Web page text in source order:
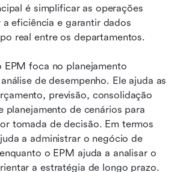
é simplificar as operações
a eficiência e garantir dados
real entre os departamentos.
EPM foca no planejamento
de desempenho. Ele ajuda as
previsão, consolidação
planejamento de cenários para
tomada de decisão. Em termos
a administrar o negócio de
o EPM ajuda a analisar o
a estratégia de longo prazo.